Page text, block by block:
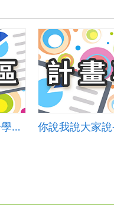
學科學習：運用科技提升學生英文素養